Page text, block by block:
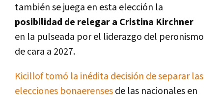
también se juega en esta elección la
posibilidad de relegar a Cristina Kirchner
en la pulseada por el liderazgo del peronismo
de cara a 2027.
Kicillof tomó la inédita decisión de separar las
elecciones bonaerensesde las nacionales en